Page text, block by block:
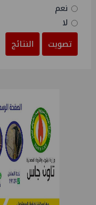
نعم
لا
تصويت
النتائج